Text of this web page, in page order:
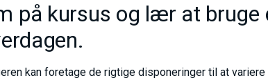
på kursus og lær at bruge
kan foretage de rigtige disponeringer til at